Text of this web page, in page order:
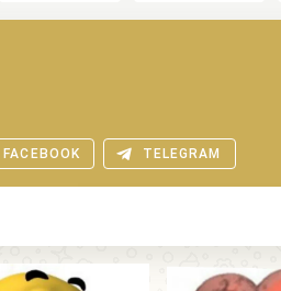
FACEBOOK TELEGRAM